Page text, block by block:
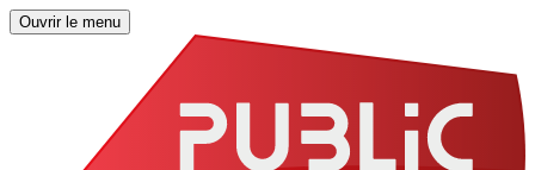
Ouvrir le menu